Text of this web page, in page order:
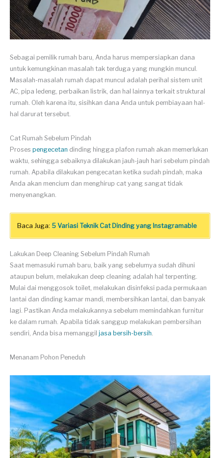
Sebagai pemilik rumah baru, Anda harus mempersiapkan dana
untuk kemungkinan masalah tak terduga yang mungkin muncul.
Masalah-masalah rumah dapat muncul adalah perihal sistem unit
AC, pipa ledeng, perbaikan listrik, dan hal lainnya terkait struktural
rumah. Oleh karena itu, sisihkan dana Anda untuk pembiayaan hal-
hal darurat tersebut.
Cat Rumah Sebelum Pindah
Proses pengecetan dinding hingga plafon rumah akan memerlukan
waktu, sehingga sebaiknya dilakukan jauh-jauh hari sebelum pindah
rumah. Apabila dilakukan pengecatan ketika sudah pindah, maka
Anda akan mencium dan menghirup cat yang sangat tidak
menyenangkan.
Baca Juga: 5 Variasi Teknik Cat Dinding yang Instagramable
Lakukan Deep Cleaning Sebelum Pindah Rumah
Saat memasuki rumah baru, baik yang sebelumya sudah dihuni
ataupun belum, melakukan deep cleaning adalah hal terpenting.
Mulai dai menggosok toilet, melakukan disinfeksi pada permukaan
lantai dan dinding kamar mandi, membersihkan lantai, dan banyak
lagi. Pastikan Anda melakukannya sebelum memindahkan furnitur
ke dalam rumah. Apabila tidak sanggup melakukan pembersihan
sendiri, Anda bisa memanggil jasa bersih-bersih.
Menanam Pohon Peneduh